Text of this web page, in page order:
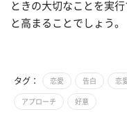
ときの大切なことを実
と高まることでしょう。
タグ： 恋愛 告白 恋
アプローチ 好意